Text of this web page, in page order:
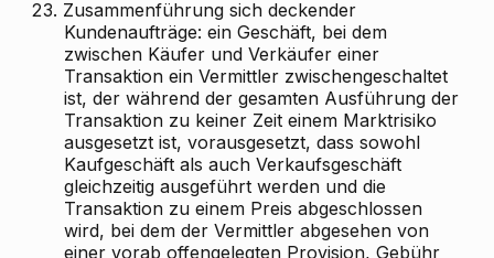
23. Zusammenführung sich deckender
Kundenaufträge: ein Geschäft, bei dem
zwischen Käufer und Verkäufer einer
Transaktion ein Vermittler zwischengeschaltet
ist, der während der gesamten Ausführung der
Transaktion zu keiner Zeit einem Marktrisiko
ausgesetzt ist, vorausgesetzt, dass sowohl
Kaufgeschäft als auch Verkaufsgeschäft
gleichzeitig ausgeführt werden und die
Transaktion zu einem Preis abgeschlossen
wird, bei dem der Vermittler abgesehen von
einer vorab offengelegten Provision, Gebühr